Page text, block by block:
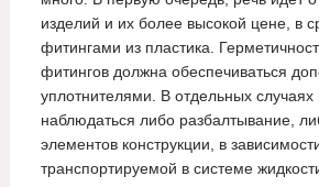
изделий и их более высокой цене, в
фитингами из пластика.
фитингов должна обеспечиваться
уплотнителями. В отдельных
наблюдаться либо разбалтывание,
элементов конструкции, в
транспортируемой в системе